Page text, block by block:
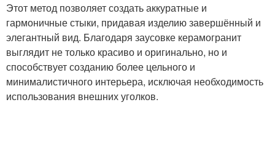
Этот метод позволяет создать аккуратные и
гармоничные стыки, придавая изделию завершённый и
элегантный вид. Благодаря заусовке керамогранит
выглядит не только красиво и оригинально, но и
способствует созданию более цельного и
минималистичного интерьера, исключая необходимость
использования внешних уголков.